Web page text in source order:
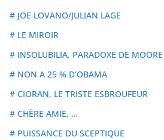
# JOE LOVANO/JULIAN LAGE
# LE MIROIR
# INSOLUBILIA, PARADOXE DE MOORE
# NON A 25 % D’OBAMA
# CIORAN, LE TRISTE ESBROUFEUR
# CHÈRE AMIE, …
# PUISSANCE DU SCEPTIQUE